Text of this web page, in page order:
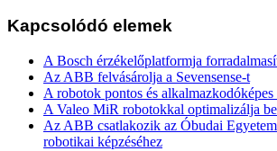
Kapcsolódó elemek
A Bosch érzékelőplatformja
Az ABB felvásárolja a Sevensense-t
A robotok pontos és
A Valeo MiR robotokkal optimalizálja
Az ABB csatlakozik az Óbudai
robotikai képzéséhez